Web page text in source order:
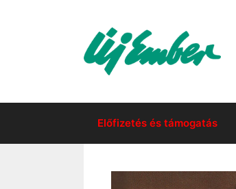
Előfizetés és támogatás